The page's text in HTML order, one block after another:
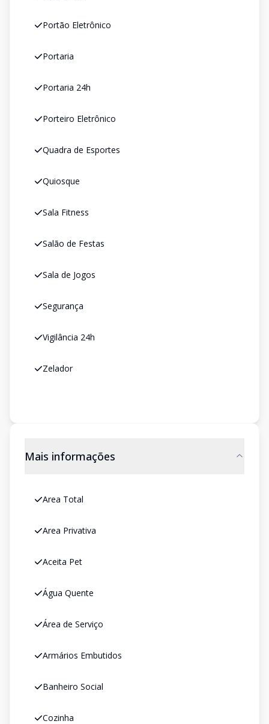
Portão Eletrônico
Portaria
Portaria 24h
Porteiro Eletrônico
Quadra de Esportes
Quiosque
Sala Fitness
Salão de Festas
Sala de Jogos
Segurança
Vigilância 24h
Zelador
Mais informações
Area Total
Area Privativa
Aceita Pet
Água Quente
Área de Serviço
Armários Embutidos
Banheiro Social
Cozinha